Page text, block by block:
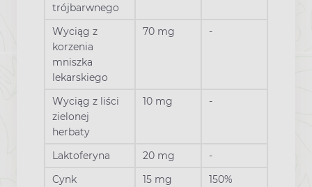
trójbarwnego
Wyciąg z
korzenia
mniszka
lekarskiego
70 mg -
Wyciąg z liści
zielonej
herbaty
10 mg -
Laktoferyna 20 mg
-
Cynk
15 mg
150%